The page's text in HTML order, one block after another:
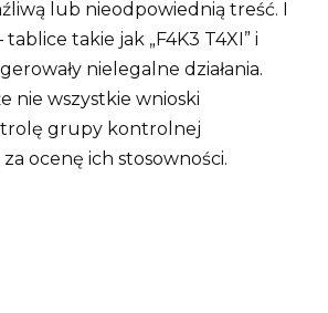
lub nieodpowiednią treść. I
takie jak „F4K3 T4XI” i
nielegalne działania.
nie wszystkie wnioski
grupy kontrolnej
ocenę ich stosowności.